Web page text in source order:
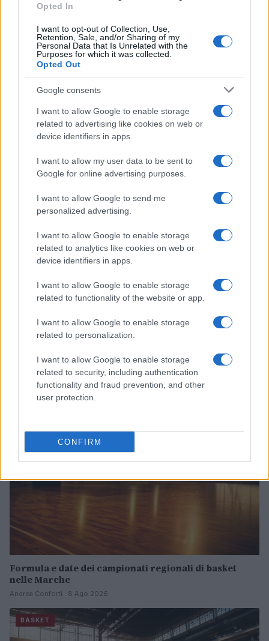
Opted In
I want to opt-out of Collection, Use,
Retention, Sale, and/or Sharing of my
Personal Data that Is Unrelated with the
Purposes for which it was collected.
Opted Out
Google consents
I want to allow Google to enable storage
related to advertising like cookies on web or
device identifiers in apps.
I want to allow my user data to be sent to
Google for online advertising purposes.
I want to allow Google to send me
personalized advertising.
I want to allow Google to enable storage
related to analytics like cookies on web or
device identifiers in apps.
I want to allow Google to enable storage
related to functionality of the website or app.
I want to allow Google to enable storage
related to personalization.
I want to allow Google to enable storage
related to security, including authentication
functionality and fraud prevention, and other
user protection.
CONFIRM
Dall'Ara durante una partita decisiva: oggi
commenti. In redazione predilige reportage
sul campo e conserva il biglietto di quella
partita come prova della svolta.
Continua a leggere
BASKET
Formula e date dei campionati regionali di basket
nelle Marche
Andrea Conforti · 8 Ago 2026
BASKET